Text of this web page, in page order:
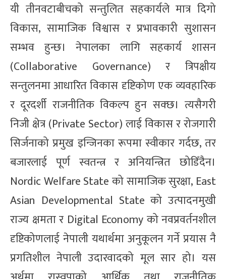
यी तीनवटाबीचको सन्तुलित सहकार्यले मात्र दिगो
विकास, सामाजिक विश्वास र प्रभावकारी सुशासन
सम्भव हुन्छ। नेपालका लागि सहकार्य शासन
(Collaborative Governance) र त्रिपक्षीय
सन्तुलनमा आधारित विकास दृष्टिकोण एक व्यवहारिक
र दूरदर्शी राजनीतिक विकल्प हुन सक्छ। त्यसैगरी
निजी क्षेत्र (Private Sector) लाई विकास र रोजगारी
सिर्जनाको प्रमुख इन्जिनका रूपमा स्वीकार गर्दछ, तर
बजारलाई पूर्ण स्वतन्त्र र अनियन्त्रित छोडिँदैन।
Nordic Welfare State को सामाजिक सुरक्षा, East
Asian Developmental State को उत्पादनमुखी
राज्य क्षमता र Digital Economy को नवप्रवर्तनशील
दृष्टिकोणलाई नेपाली यथार्थमा अनुकूलन गर्ने प्रयास नै
प्रगतिशील नेपाली उदारवादको मूल सार हो। यस